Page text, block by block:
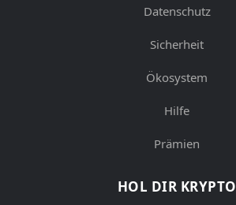
Datenschutz
Sicherheit
Ökosystem
Hilfe
Prämien
HOL DIR KRYPTO